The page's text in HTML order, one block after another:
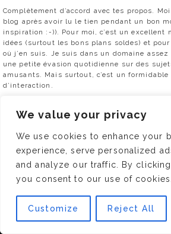
We value your privacy
We use cookies to enhance your
experience, serve personalized
and analyze our traffic. By clicking
you consent to our use of cookies.
Customize Reject All
Complètement d’accord avec tes propos.
blog après avoir lu le tien pendant un bon
inspiration :-)). Pour moi, c’est un excellent
idées (surtout les bons plans soldes) et
où j’en suis. Je suis dans un domaine assez
une petite évasion quotidienne sur des
amusants. Mais surtout, c’est un formidable
d’interaction.
RÉPONDRE
MINIMIN 29 AVR 2008 -15 :52
Ça c’est quand mon blog fonctionne (vive
Bonne journée!
0
Nous utilisons des cookies pour vous
expérience sur notre site. Si vous
dernier, nous considérerons que vous
cookies.
OK